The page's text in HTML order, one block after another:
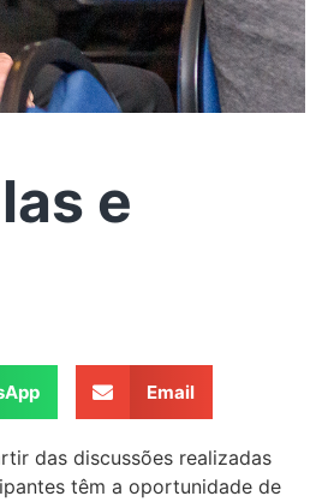
e
Email
das discussões realizadas
têm a oportunidade de